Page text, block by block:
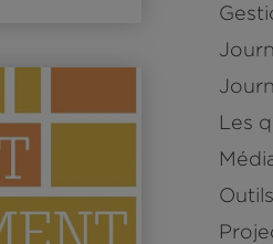
Les
Outils